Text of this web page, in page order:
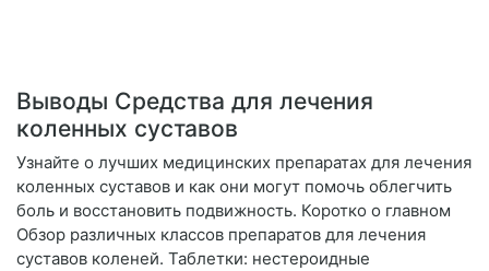
Выводы Средства для лечения
коленных суставов
Узнайте о лучших медицинских препаратах для лечения
коленных суставов и как они могут помочь облегчить
боль и восстановить подвижность. Коротко о главном
Обзор различных классов препаратов для лечения
суставов коленей. Таблетки: нестероидные